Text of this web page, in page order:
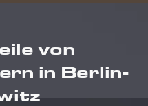
von
in Berlin-